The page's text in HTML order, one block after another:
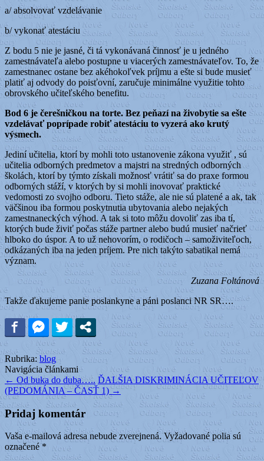
a/ absolvovať vzdelávanie
b/ vykonať atestáciu
Z bodu 5 nie je jasné, či tá vykonávaná činnosť je u jedného
zamestnávateľa alebo postupne u viacerých zamestnávateľov. To, že
zamestnanec ostane bez akéhokoľvek príjmu a ešte si bude musieť
platiť aj odvody do poisťovní, zaručuje minimálne využitie tohto
obrovského učiteľského benefitu.
Bod 6 je čerešničkou na torte. Bez peňazí na živobytie sa ešte
vzdelávať poprípade robiť atestáciu to vyzerá ako krutý
výsmech.
Jediní učitelia, ktorí by mohli toto ustanovenie zákona využiť , sú
učitelia odborných predmetov a majstri na stredných odborných
školách, ktorí by týmto získali možnosť vrátiť sa do praxe formou
odborných stáží, v ktorých by si mohli inovovať praktické
vedomosti zo svojho odboru. Tieto stáže, ale nie sú platené a ak, tak
väčšinou iba formou poskytnutia ubytovania alebo nejakých
zamestnaneckých výhod. A tak si toto môžu dovoliť zas iba tí,
ktorých bude živiť počas stáže partner alebo budú musieť načrieť
hlboko do úspor. A to už nehovorím, o rodičoch – samoživiteľoch,
odkázaných iba na jeden príjem. Pre nich takýto sabatikal nemá
význam.
Zuzana Foltánová
Takže ďakujeme panie poslankyne a páni poslanci NR SR….
Rubrika: blog
Navigácia článkami
← Od buka do duba….. ĎALŠIA DISKRIMINÁCIA UČITEĽOV
(PEDOMÁNIA – ČASŤ 1)→
Pridaj komentár
Vaša e-mailová adresa nebude zverejnená. Vyžadované polia sú
označené*